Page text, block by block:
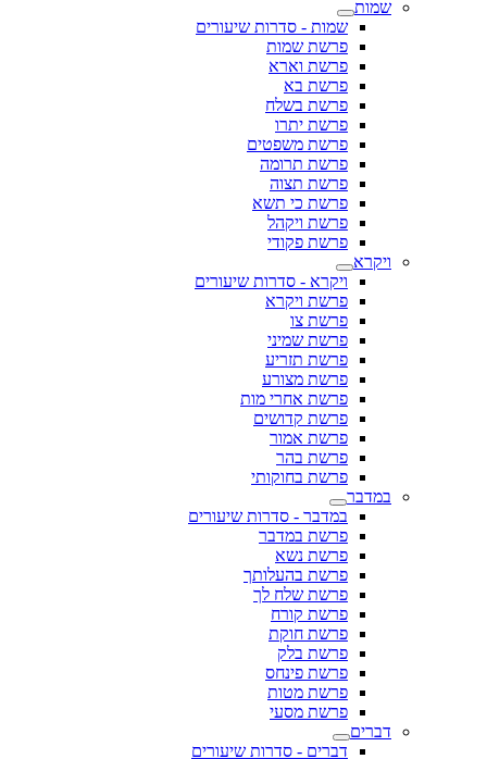
שמות
שמות - סדרות שיעורים
פרשת שמות
פרשת וארא
פרשת בא
פרשת בשלח
פרשת יתרו
פרשת משפטים
פרשת תרומה
פרשת תצוה
פרשת כי תשא
פרשת ויקהל
פרשת פקודי
ויקרא
ויקרא - סדרות שיעורים
פרשת ויקרא
פרשת צו
פרשת שמיני
פרשת תזריע
פרשת מצורע
פרשת אחרי מות
פרשת קדושים
פרשת אמור
פרשת בהר
פרשת בחוקותי
במדבר
במדבר - סדרות שיעורים
פרשת במדבר
פרשת נשא
פרשת בהעלותך
פרשת שלח לך
פרשת קורח
פרשת חוקת
פרשת בלק
פרשת פינחס
פרשת מטות
פרשת מסעי
דברים
דברים - סדרות שיעורים